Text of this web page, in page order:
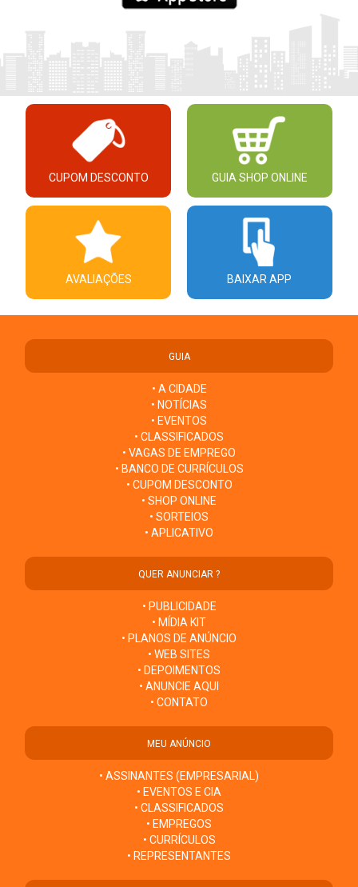
CUPOM DESCONTO GUIA SHOP ONLINE
AVALIAÇÕES BAIXAR APP
GUIA
• A CIDADE
• NOTÍCIAS
• EVENTOS
• CLASSIFICADOS
• VAGAS DE EMPREGO
• BANCO DE CURRÍCULOS
• CUPOM DESCONTO
• SHOP ONLINE
• SORTEIOS
• APLICATIVO
QUER ANUNCIAR ?
• PUBLICIDADE
• MÍDIA KIT
• PLANOS DE ANÚNCIO
• WEB SITES
• DEPOIMENTOS
• ANUNCIE AQUI
• CONTATO
MEU ANÚNCIO
• ASSINANTES (EMPRESARIAL)
• EVENTOS E CIA
• CLASSIFICADOS
• EMPREGOS
• CURRÍCULOS
• REPRESENTANTES